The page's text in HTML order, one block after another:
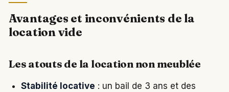
Avantages et inconvénients de la
location vide
Les atouts de la location non meublée
Stabilité locative : un bail de 3 ans et des